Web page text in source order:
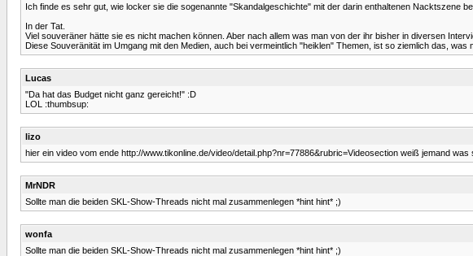
Ich finde es sehr gut, wie locker sie die sogenannte "Skandalgeschichte" mit der darin enthaltenen Nacktszene
In der Tat.
Viel souveräner hätte sie es nicht machen können. Aber nach allem was man von der ihr bisher in diversen
Diese Souveränität im Umgang mit den Medien, auch bei vermeintlich "heiklen" Themen, ist so ziemlich das, was
Lucas
"Da hat das Budget nicht ganz gereicht!" :D
LOL :thumbsup:
lizo
hier ein video vom ende http://www.tikonline.de/video/detail.php?nr=77886&rubric=Videosection weiß jemand was
MrNDR
Sollte man die beiden SKL-Show-Threads nicht mal zusammenlegen *hint hint* ;)
wonfa
Sollte man die beiden SKL-Show-Threads nicht mal zusammenlegen *hint hint* ;)